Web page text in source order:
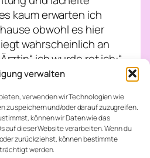
verwalten
verwenden wir Technologien wie
zu speichern und/oder darauf zuzugreifen.
können wir Daten wie das
auf dieser Website verarbeiten. Wenn du
zurückziehst, können bestimmte
werden.
kaum erwarten ich
obwohl es hier
wahrscheinlich an
ich wurde rot ich:“
Er nickte Philipp:“
sobald du zuhause bist
Arbeit!“ Philipp:“
sowieso noch im
nickte Philipp:“ unser